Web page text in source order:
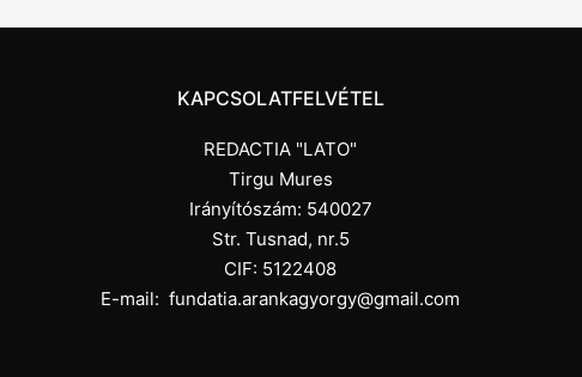
KAPCSOLATFELVÉTEL
REDACTIA "LATO"
Tirgu Mures
Irányítószám: 540027
Str. Tusnad, nr.5
CIF: 5122408
E-mail: fundatia.arankagyorgy@gmail.com